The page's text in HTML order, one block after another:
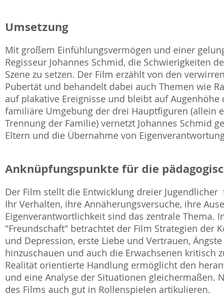
Umsetzung
Mit großem Einfühlungsvermögen und einer
Regisseur Johannes Schmid, die Schwierigkeiten
Szene zu setzen. Der Film erzählt von den
Pubertät und behandelt dabei auch Themen wie
auf plakative Ereignisse und bleibt auf
familiäre Umgebung der drei Hauptfiguren (allein
Trennung der Familie) vernetzt Johannes Schmid
Eltern und die Übernahme von
Anknüpfungspunkte für die
Der Film stellt die Entwicklung dreier Jugendlicher
Ihr Verhalten, ihre Annäherungsversuche, ihre
Eigenverantwortlichkeit sind das zentrale Thema.
"Freundschaft" betrachtet der Film Strategien der
und Depression, erste Liebe und Vertrauen,
hinzuschauen und auch die Erwachsenen kritisch
Realität orientierte Handlung ermöglicht den
und eine Analyse der Situationen gleichermaßen.
des Films auch gut in Rollenspielen artikulieren.